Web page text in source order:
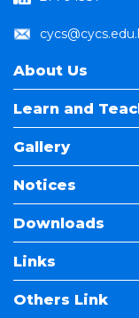
About Us
Learn and
Gallery
Notices
Downloads
Links
Others Link